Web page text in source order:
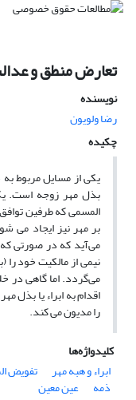
تعارض منطق و
نویسنده
رضا ولویون
چکیده
یکی از مسایل مربوط
بذل مهر زوجه است.
المسمی که طرفین
می‌آید که در صورتی
نیمی از مالکیت خود
می‌گردد. اما گاهی در
اقدام به ابراء یا بذل
را مدیون می کند.
کلیدواژه‌ها
ابراء و هبه مهر
تفویض
ذمه
عین معین